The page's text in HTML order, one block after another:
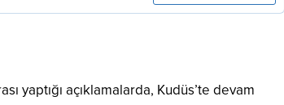
yaptığı açıklamalarda, Kudüs’te devam